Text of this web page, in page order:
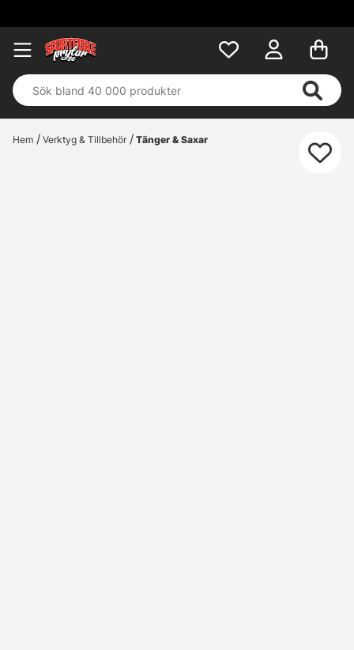
Hem Verktyg & Tillbehör Tänger & Saxar